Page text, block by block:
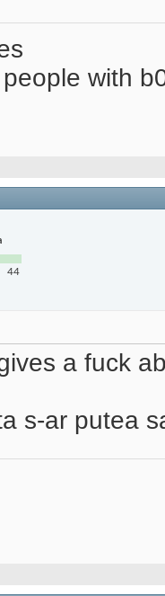
with
44
a fuck
s-ar putea